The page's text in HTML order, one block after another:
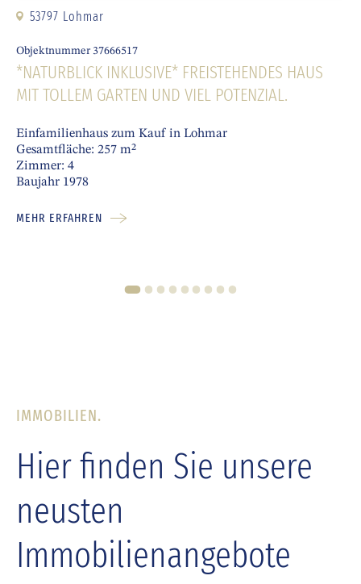
53797 Lohmar
Objektnummer 37666517
*NATURBLICK INKLUSIVE* FREISTEHENDES HAUS
MIT TOLLEM GARTEN UND VIEL POTENZIAL.
Einfamilienhaus zum Kauf in Lohmar
Gesamtfläche: 257 m²
Zimmer: 4
Baujahr 1978
MEHR ERFAHREN
1 2 3 4 5 6 7 8 9
IMMOBILIEN.
Hier finden Sie unsere
neusten
Immobilienangebote